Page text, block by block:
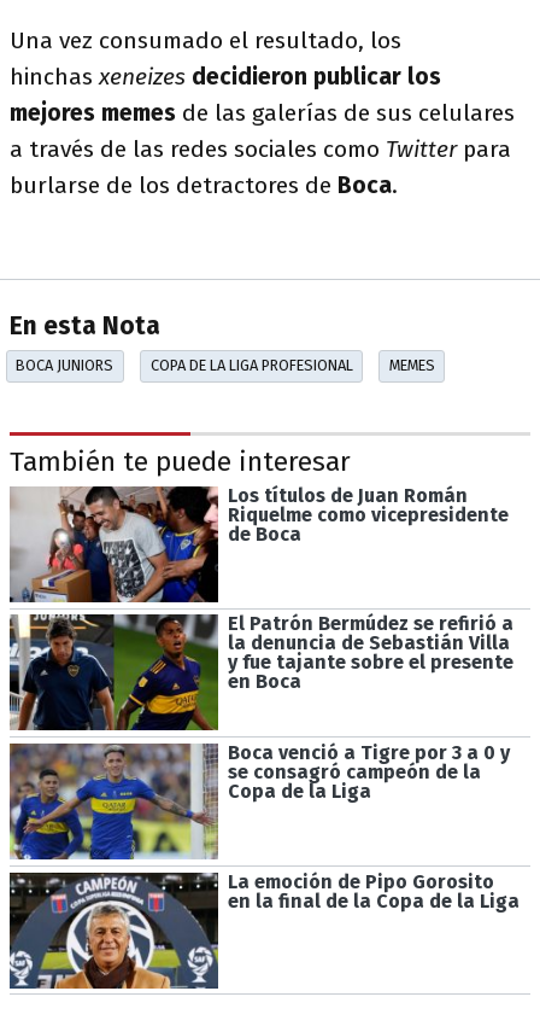
Una vez consumado el resultado, los
hinchasxeneizes decidieron publicar los
mejores memes de las galerías de sus celulares
a través de las redes sociales como Twitter para
burlarse de los detractores de Boca.
En esta Nota
BOCA JUNIORS COPA DE LA LIGA PROFESIONAL MEMES
También te puede interesar
Los títulos de Juan Román
Riquelme como vicepresidente
de Boca
El Patrón Bermúdez se refirió a
la denuncia de Sebastián Villa
y fue tajante sobre el presente
en Boca
Boca venció a Tigre por 3 a 0 y
se consagró campeón de la
Copa de la Liga
La emoción de Pipo Gorosito
en la final de la Copa de la Liga